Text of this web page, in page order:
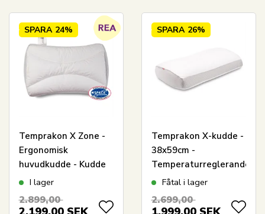
SPARA 24%
Temprakon X Zone -
Ergonomisk
huvudkudde - Kudde
med kylande yta
I lager
2.899,00
SPARA 26%
Temprakon X-kudde -
38x59cm -
Temperaturreglerande
ergonomisk
Fåtal i lager
2.699,00